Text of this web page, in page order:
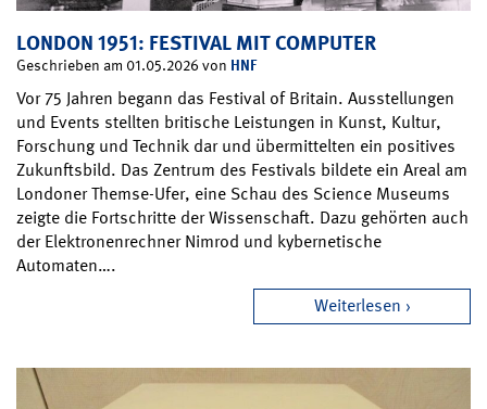
LONDON 1951: FESTIVAL MIT COMPUTER
Geschrieben am 01.05.2026 von HNF
Vor 75 Jahren begann das Festival of Britain. Ausstellungen
und Events stellten britische Leistungen in Kunst, Kultur,
Forschung und Technik dar und übermittelten ein positives
Zukunftsbild. Das Zentrum des Festivals bildete ein Areal am
Londoner Themse-Ufer, eine Schau des Science Museums
zeigte die Fortschritte der Wissenschaft. Dazu gehörten auch
der Elektronenrechner Nimrod und kybernetische
Automaten….
Weiterlesen